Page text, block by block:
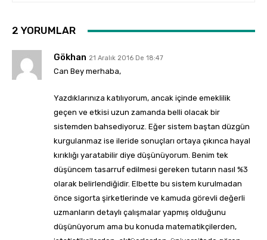
2 YORUMLAR
Gökhan 21 Aralık 2016 De 18:47
Can Bey merhaba,
Yazdıklarınıza katılıyorum, ancak içinde emeklilik
geçen ve etkisi uzun zamanda belli olacak bir
sistemden bahsediyoruz. Eğer sistem baştan düzgün
kurgulanmaz ise ileride sonuçları ortaya çıkınca hayal
kırıklığı yaratabilir diye düşünüyorum. Benim tek
düşüncem tasarruf edilmesi gereken tutarın nasıl %3
olarak belirlendiğidir. Elbette bu sistem kurulmadan
önce sigorta şirketlerinde ve kamuda görevli değerli
uzmanların detaylı çalışmalar yapmış olduğunu
düşünüyorum ama bu konuda matematikçilerden,